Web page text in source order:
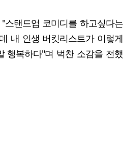
탠드업 코미디를 하고싶다는
내 인생 버킷리스트가 이렇게
행복하다"며 벅찬 소감을 전했